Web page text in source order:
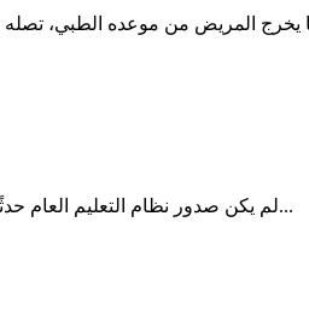
لم يكن صدور نظام التعليم العام حدثًا تشريعيًا معزولًا، بل يأتي امتدادًا لمسار بدأ قبل سنوات مع صدور نظام الجامعات، في خطوة تعكس...